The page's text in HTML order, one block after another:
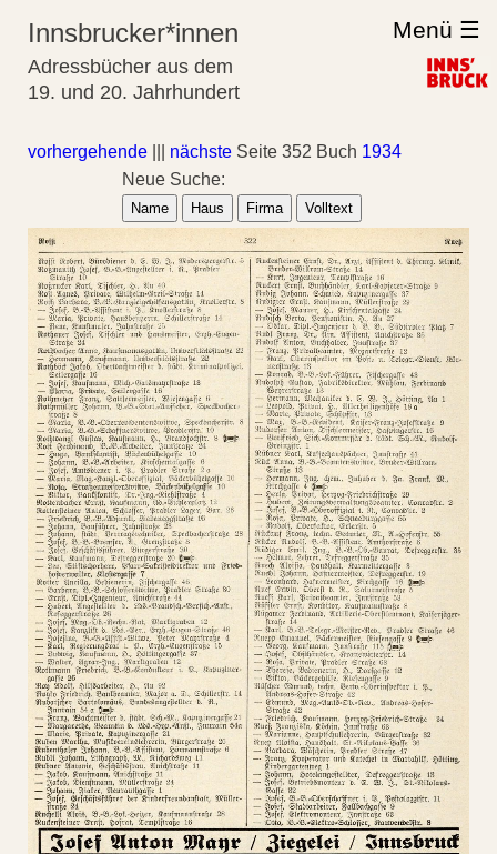
Innsbrucker*innen
Adressbücher aus dem
19. und 20. Jahrhundert
Menü ☰
vorhergehende nächste Seite 352 Buch 1934
Neue Suche:
Name Haus Firma Volltext